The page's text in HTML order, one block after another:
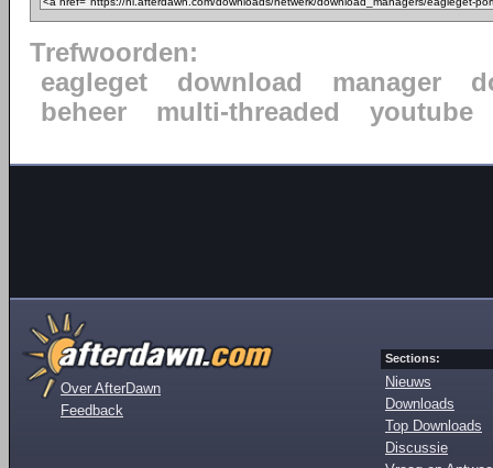
Trefwoorden:
eagleget
download manager
beheer
multi-threaded youtube
Over AfterDawn
Feedback
Sections:
Nieuws
Downloads
Top Downloads
Discussie